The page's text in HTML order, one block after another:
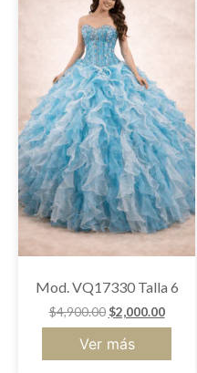
Mod. VQ17330 Talla 6
$4,900.00 $2,000.00
Ver más